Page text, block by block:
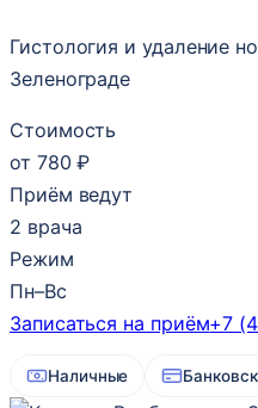
Гистология и удаление
Зеленограде
Стоимость
от 780 ₽
Приём ведут
2 врача
Режим
Пн–Вс
Записаться на приём+7
Наличные